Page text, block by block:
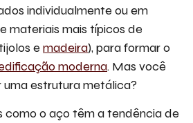
individualmente ou em
materiais mais típicos de
e madeira), para formar o
moderna. Mas você
estrutura metálica?
como o aço têm a tendência de